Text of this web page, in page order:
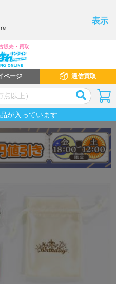
表示
販売・買取
ページ 通信買取
が入っています